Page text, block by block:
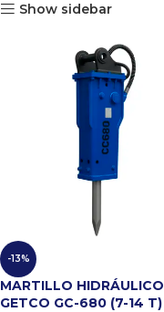
Show sidebar
-13%
MARTILLO HIDRÁULICO
GETCO GC-680 (7-14 T)